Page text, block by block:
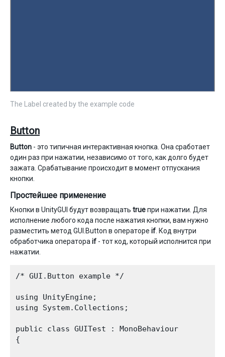
The Label created by the example code
Button
Button - это типичная интерактивная кнопка. Она сработает
один раз при нажатии, независимо от того, как долго будет
зажата. Срабатывание происходит в момент отпускания
кнопки.
Простейшее применение
Кнопки в UnityGUI будут возвращать trueпри нажатии. Для
исполнение любого кода после нажатия кнопки, вам нужно
разместить метод GUI.Button в операторе if . Код внутри
обработчика оператора if - тот код, который исполнится при
нажатии.
/* GUI.Button example */
using UnityEngine;
using System.Collections;
public class GUITest : MonoBehaviour
{